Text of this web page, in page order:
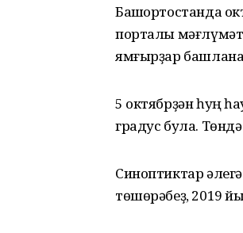
Башҡортостанда
порталы
ямғырҙар
5 октябрҙән һуң
градус була.
Синоптиктар әлегә
төшөрәбеҙ, 2019